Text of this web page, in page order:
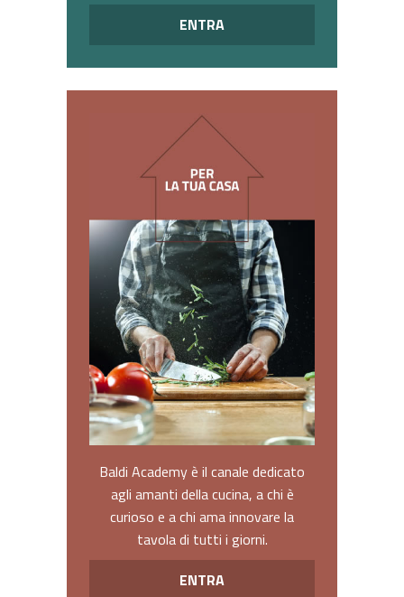
ENTRA
Baldi Academy è il canale dedicato
agli amanti della cucina, a chi è
curioso e a chi ama innovare la
tavola di tutti i giorni.
ENTRA